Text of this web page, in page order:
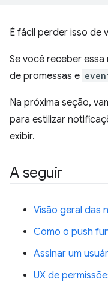
É fácil perder isso de
Se você receber
de promessas e
Na próxima seção,
para estilizar
exibir.
A seguir
Visão geral das
Como o push
Assinar um
UX de